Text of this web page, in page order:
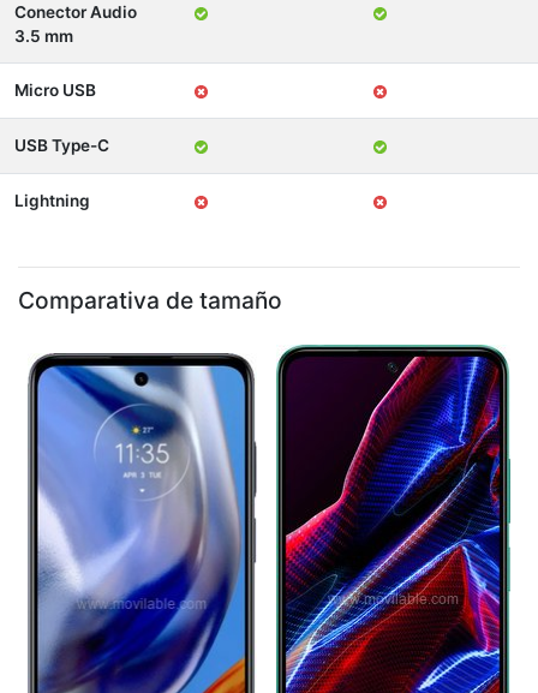
Conector Audio
3.5 mm
Micro USB
USB Type-C
Lightning
Comparativa de tamaño